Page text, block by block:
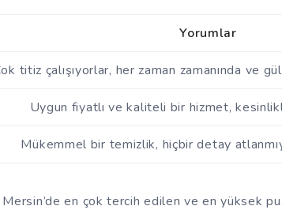
Yorumlar
titiz çalışıyorlar, her zaman zamanında ve
Uygun fiyatlı ve kaliteli bir hizmet,
Mükemmel bir temizlik, hiçbir detay
en çok tercih edilen ve en yüksek